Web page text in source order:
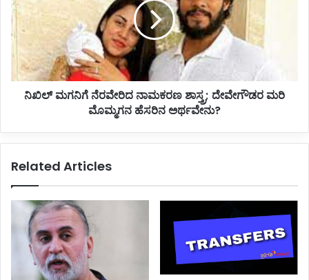
ಲೇ
ವಿ
ದ್
ಯಾ
ಥಿ
ಕಿ
ಮ
ಗ
ನಿ
ರ
ಕ
ಸ್ತ್
ನಿಖಿಲ್ ಮಗನಿಗೆ ನೆರವೇರಿದ ನಾಮಕರಣ ಶಾಸ್ತ್ರ; ದೇವೇಗೌಡರ ಮರಿ
ಮೊಮ್ಮಗನ ಹೆಸರಿನ ಅರ್ಥವೇನು?
Related Articles